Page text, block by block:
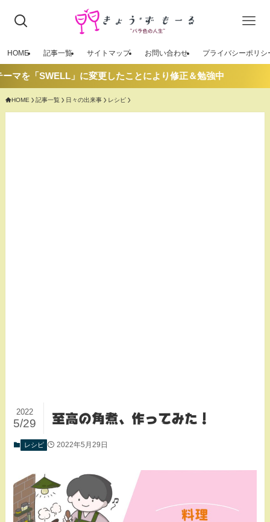
HOME 記事一覧 サイトマップ お問い合わせ プライバシーポリシ
「SWELL」に変更したことにより修正＆勉強中
HOME 記事一覧 日々の出来事 レシピ
至高の角煮、作ってみた！
2022
5/29
レシピ 2022年5月29日